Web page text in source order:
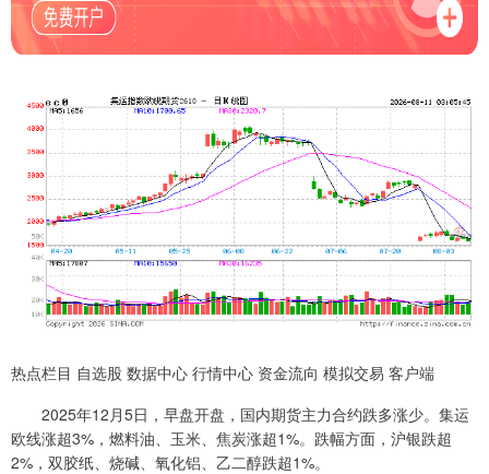
热点栏目 自选股 数据中心 行情中心 资金流向 模拟交易 客户端
2025年12月5日，早盘开盘，国内期货主力合约跌多涨少。集运
欧线涨超3%，燃料油、玉米、焦炭涨超1%。跌幅方面，沪银跌超
2%，双胶纸、烧碱、氧化铝、乙二醇跌超1%。